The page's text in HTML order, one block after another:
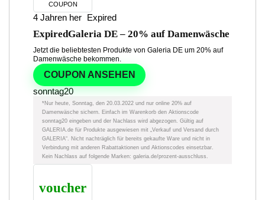
COUPON
4 Jahren her Expired
ExpiredGaleria DE – 20% auf Damenwäsche
Jetzt die beliebtesten Produkte von Galeria DE um 20% auf
Damenwäsche bekommen.
COUPON ANSEHEN
sonntag20
*Nur heute, Sonntag, den 20.03.2022 und nur online 20% auf
Damenwäsche sichern. Einfach im Warenkorb den Aktionscode
sonntag20 eingeben und der Nachlass wird abgezogen. Gültig auf
GALERIA.de für Produkte ausgewiesen mit „Verkauf und Versand durch
GALERIA“. Nicht nachträglich für bereits gekaufte Ware und nicht in
Verbindung mit anderen Rabattaktionen und Aktionscodes einsetzbar.
Kein Nachlass auf folgende Marken: galeria.de/prozent-ausschluss.
voucher